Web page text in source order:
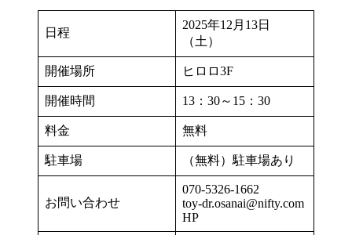
日程
2025年12月13日
（土）
開催場所 ヒロロ3F
開催時間 13：30～15：30
料金 無料
駐車場 （無料）駐車場あり
お問い合わせ
070-5326-1662
toy-dr.osanai@nifty.com
HP